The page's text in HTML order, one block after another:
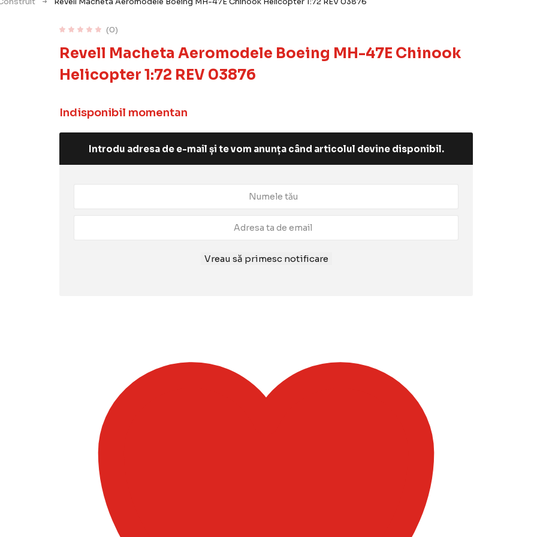
(0)
Revell Macheta Aeromodele Boeing MH-47E Chinook
Helicopter 1:72 REV 03876
Indisponibil momentan
Introdu adresa de e-mail și te vom anunța când articolul devine disponibil.
Vreau să primesc notificare